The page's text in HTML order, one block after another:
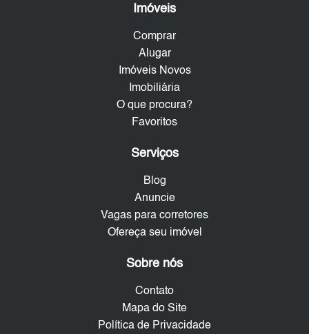
Imóveis
Comprar
Alugar
Imóveis Novos
Imobiliária
O que procura?
Favoritos
Serviços
Blog
Anuncie
Vagas para corretores
Ofereça seu imóvel
Sobre nós
Contato
Mapa do Site
Política de Privacidade